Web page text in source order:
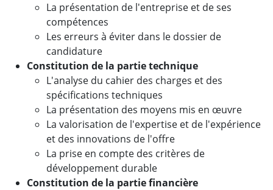
La présentation de l'entreprise et de ses
compétences
Les erreurs à éviter dans le dossier de
candidature
Constitution de la partie technique
L'analyse du cahier des charges et des
spécifications techniques
La présentation des moyens mis en œuvre
La valorisation de l'expertise et de l'expérience
et des innovations de l'offre
La prise en compte des critères de
développement durable
Constitution de la partie financière